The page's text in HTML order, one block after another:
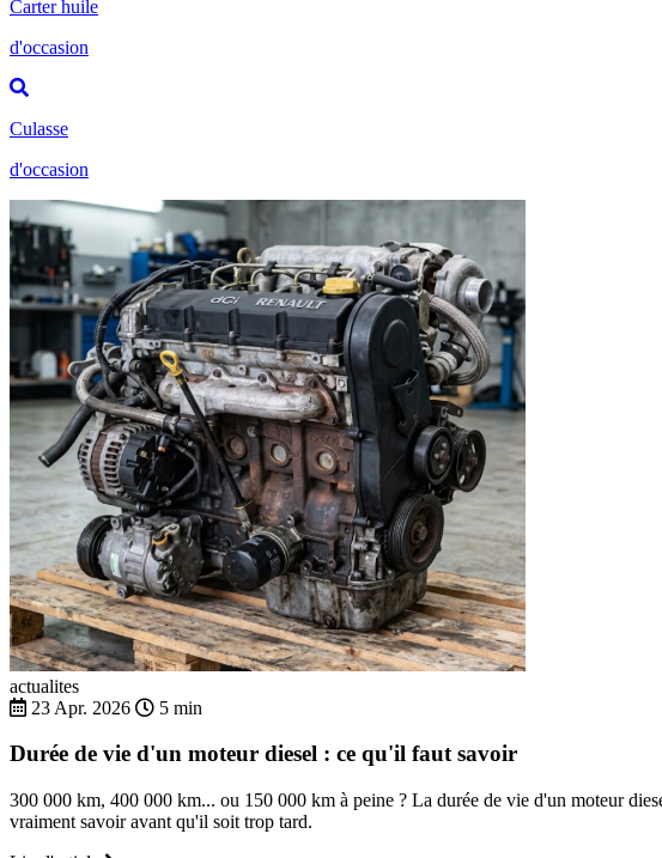
Carter huile
d'occasion
Culasse
d'occasion
actualites
23 Apr. 2026
5 min
Durée de vie d'un moteur diesel : ce qu'il faut savoir
300 000 km, 400 000 km... ou 150 000 km à peine ? La durée de vie d'un moteur
vraiment savoir avant qu'il soit trop tard.